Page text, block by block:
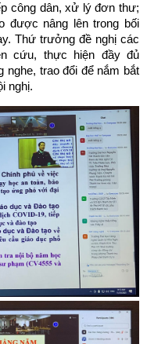
công dân, xử lý đơn thư;
được nâng lên trong bối
Thứ trưởng đề nghị các
cứu, thực hiện đầy đủ
trao đổi để nắm bắt
nghị.